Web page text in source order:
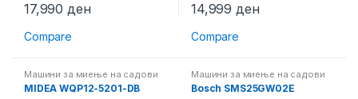
17,990ден
Compare
14,999ден
Compare
Машини за миење на садови
MIDEA WQP12-5201-DB
Машини за миење на садови
Bosch SMS25GW02E